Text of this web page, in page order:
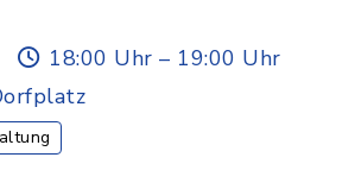
18:00 Uhr – 19:00 Uhr